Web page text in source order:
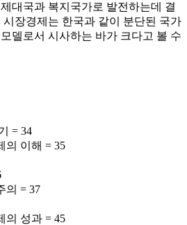
대국과 복지국가로 발전하는데 결
장경제는 한국과 같이 분단된 국가
델로서 시사하는 바가 크다고 볼 수
= 34
의 이해 = 35
의 = 37
의 성과 = 45